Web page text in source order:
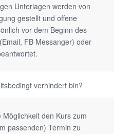
Unterlagen werden von
gestellt und offene
vor dem Beginn des
FB Messanger) oder
verhindert bin?
den Kurs zum
passenden) Termin zu